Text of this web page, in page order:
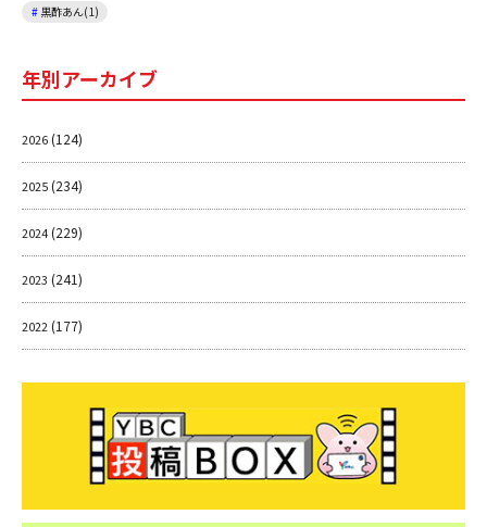
黒酢あん(1)
年別アーカイブ
2026(124)
2025(234)
2024(229)
2023 (241)
2022(177)